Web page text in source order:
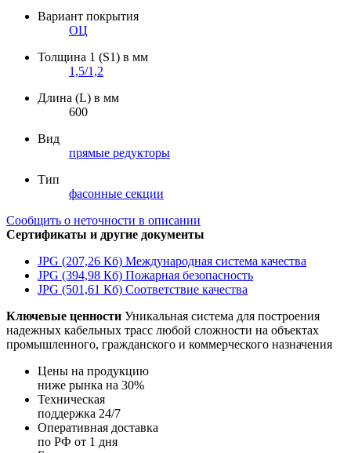
Вариант покрытия
ОЦ
Толщина 1 (S1) в мм
1,5/1,2
Длина (L) в мм
600
Вид
прямые редукторы
Тип
фасонные секции
Сообщить о неточности в описании
Сертификаты и другие документы
JPG (207,26 Кб) Международная система качества
JPG (394,98 Кб) Пожарная безопасность
JPG (501,61 Кб) Соответствие качества
Ключевые ценности Уникальная система для построения
надежных кабельных трасс любой сложности на объектах
промышленного, гражданского и коммерческого назначения
Цены на продукцию
ниже рынка на 30%
Техническая
поддержка 24/7
Оперативная доставка
по РФ от 1 дня